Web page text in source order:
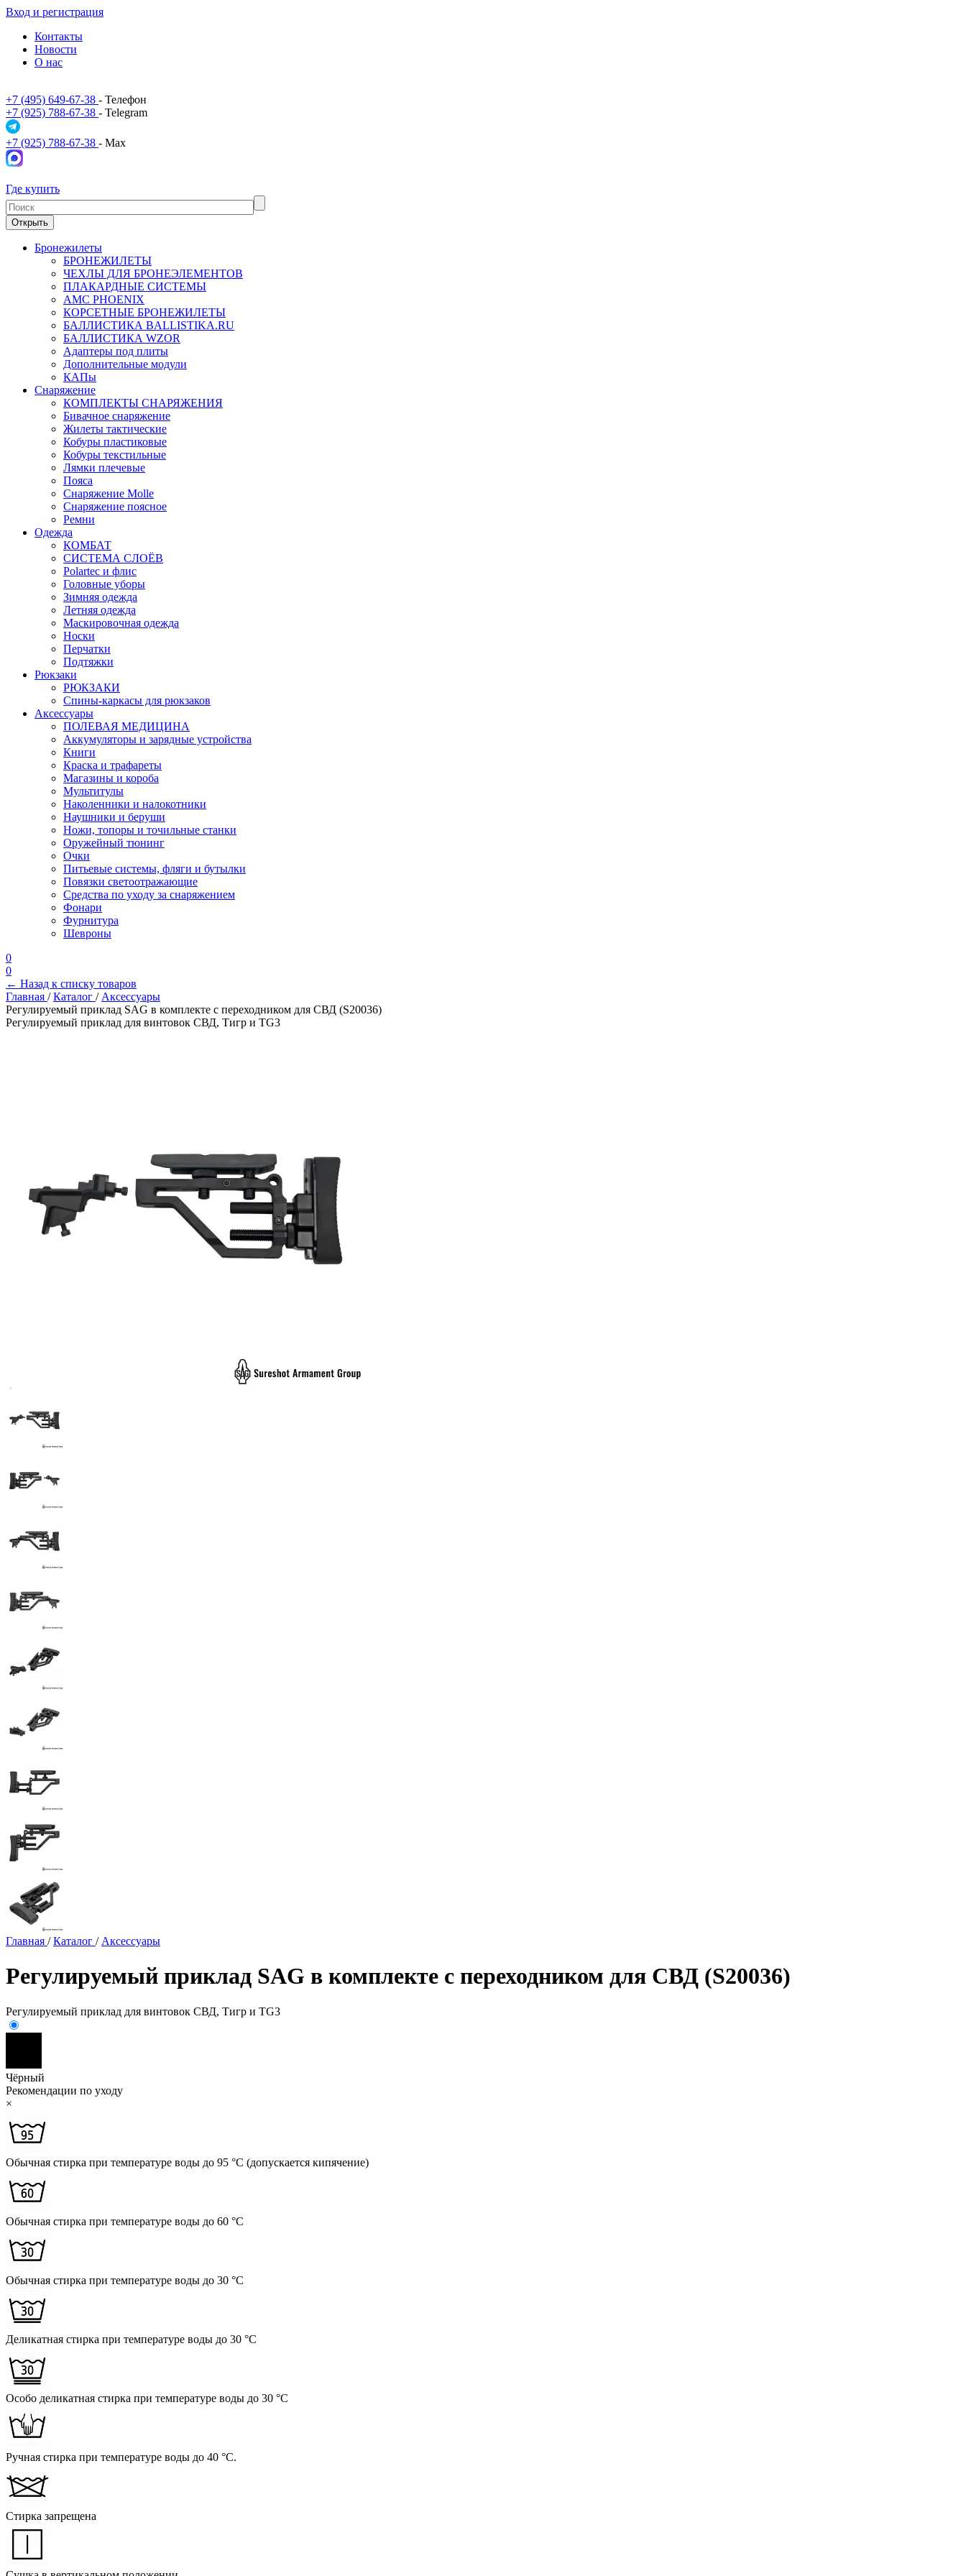
Вход и регистрация
Контакты
Новости
О нас
+7 (495) 649-67-38 - Телефон
+7 (925) 788-67-38 - Telegram
+7 (925) 788-67-38 - Max
Где купить
Открыть
Бронежилеты
БРОНЕЖИЛЕТЫ
ЧЕХЛЫ ДЛЯ БРОНЕЭЛЕМЕНТОВ
ПЛАКАРДНЫЕ СИСТЕМЫ
АМС PHOENIX
КОРСЕТНЫЕ БРОНЕЖИЛЕТЫ
БАЛЛИСТИКА BALLISTIKA.RU
БАЛЛИСТИКА WZOR
Адаптеры под плиты
Дополнительные модули
КАПы
Снаряжение
КОМПЛЕКТЫ СНАРЯЖЕНИЯ
Бивачное снаряжение
Жилеты тактические
Кобуры пластиковые
Кобуры текстильные
Лямки плечевые
Пояса
Снаряжение Molle
Снаряжение поясное
Ремни
Одежда
КОМБАТ
СИСТЕМА СЛОЁВ
Polartec и флис
Головные уборы
Зимняя одежда
Летняя одежда
Маскировочная одежда
Носки
Перчатки
Подтяжки
Рюкзаки
РЮКЗАКИ
Спины-каркасы для рюкзаков
Аксессуары
ПОЛЕВАЯ МЕДИЦИНА
Аккумуляторы и зарядные устройства
Книги
Краска и трафареты
Магазины и короба
Мультитулы
Наколенники и налокотники
Наушники и беруши
Ножи, топоры и точильные станки
Оружейный тюнинг
Очки
Питьевые системы, фляги и бутылки
Повязки светоотражающие
Средства по уходу за снаряжением
Фонари
Фурнитура
Шевроны
0
0
← Назад к списку товаров
Главная / Каталог / Аксессуары
Регулируемый приклад SAG в комплекте с переходником для СВД (S20036)
Регулируемый приклад для винтовок СВД, Тигр и TG3
Главная / Каталог / Аксессуары
Регулируемый приклад SAG в комплекте с переходником для СВД (S20036)
Регулируемый приклад для винтовок СВД, Тигр и TG3
Чёрный
Рекомендации по уходу
×
Обычная стирка при температуре воды до 95 °C (допускается кипячение)
Обычная стирка при температуре воды до 60 °C
Обычная стирка при температуре воды до 30 °C
Деликатная стирка при температуре воды до 30 °C
Особо деликатная стирка при температуре воды до 30 °C
Ручная стирка при температуре воды до 40 °C.
Стирка запрещена